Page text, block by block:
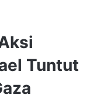
Tuntut